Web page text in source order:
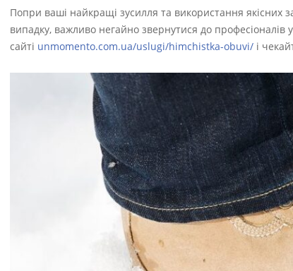
Попри ваші найкращі зусилля та використання якісних
випадку, важливо негайно звернутися до професіоналів
сайті unmomento.com.ua/uslugi/himchistka-obuvi/ і